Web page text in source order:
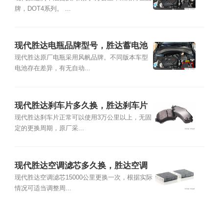
牌，DOT4系列。 ...
现代胜达电瓶品牌型号，胜达蓄电池
怎么更换教程
现代胜达原厂电瓶采用风帆品牌。不同版本车型
电池存在差异，有无自动...
现代胜达刹车片多久换，胜达刹车片
品牌型号及更换教程
现代胜达刹车片正常可以使用3万公里以上，无固
定的更换周期，原厂采...
现代胜达空调滤芯多久换，胜达空调
滤芯位置及更换教程
现代胜达空调滤芯15000公里更换一次，根据实际
情况可适当调整周...